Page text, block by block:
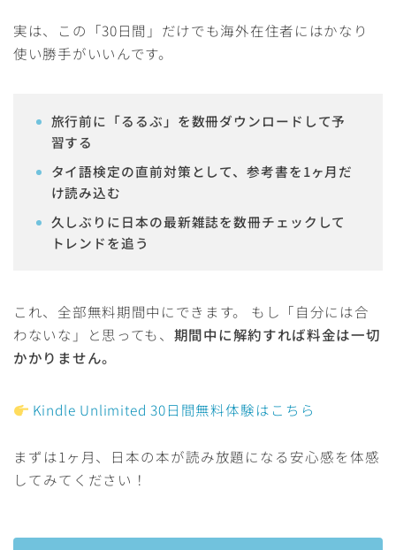
実は、この「30日間」だけでも海外在住者にはかなり
使い勝手がいいんです。
旅行前に「るるぶ」を数冊ダウンロードして予
習する
タイ語検定の直前対策として、参考書を1ヶ月だ
け読み込む
久しぶりに日本の最新雑誌を数冊チェックして
トレンドを追う
これ、全部無料期間中にできます。 もし「自分には合
わないな」と思っても、 期間中に解約すれば料金は一切
かかりません。
Kindle Unlimited 30日間無料体験はこちら
まずは1ヶ月、日本の本が読み放題になる安心感を体感
してみてください！